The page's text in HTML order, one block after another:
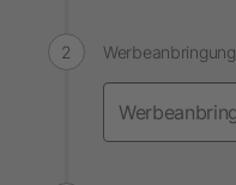
Werbeanbringung